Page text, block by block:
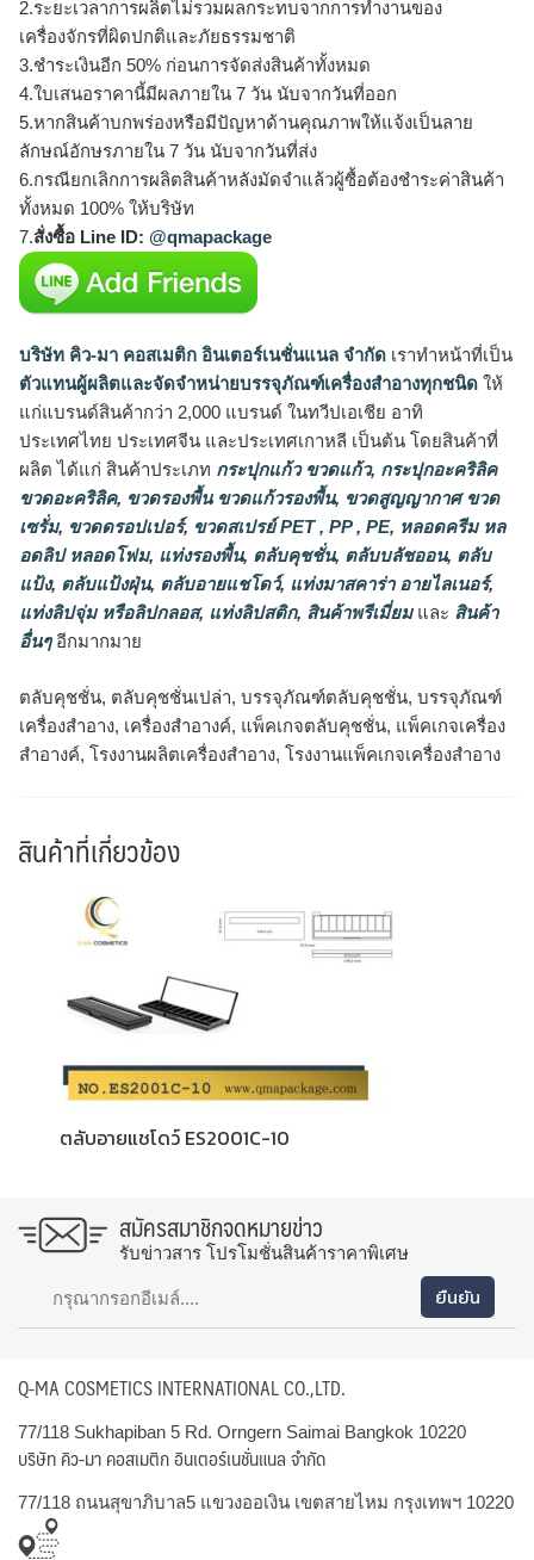
2.ระยะเวลาการผลิตไม่รวมผลกระทบจากการทำงานของ
เครื่องจักรที่ผิดปกติและภัยธรรมชาติ
3.ชำระเงินอีก 50% ก่อนการจัดส่งสินค้าทั้งหมด
4.ใบเสนอราคานี้มีผลภายใน 7 วัน นับจากวันที่ออก
5.หากสินค้าบกพร่องหรือมีปัญหาด้านคุณภาพให้แจ้งเป็นลาย
ลักษณ์อักษรภายใน 7 วัน นับจากวันที่ส่ง
6.กรณียกเลิกการผลิตสินค้าหลังมัดจำแล้วผู้ซื้อต้องชำระค่าสินค้า
ทั้งหมด 100% ให้บริษัท
7.สั่งซื้อ Line ID: @qmapackage
บริษัท คิว-มา คอสเมติก อินเตอร์เนชั่นแนล จำกัด เราทำหน้าที่เป็น
ตัวแทนผู้ผลิตและจัดจำหน่ายบรรจุภัณฑ์เครื่องสำอางทุกชนิด ให้
แก่แบรนด์สินค้ากว่า 2,000 แบรนด์ ในทวีปเอเชีย อาทิ
ประเทศไทย ประเทศจีน และประเทศเกาหลี เป็นต้น โดยสินค้าที่
ผลิต ได้แก่ สินค้าประเภท กระปุกแก้ว ขวดแก้ว, กระปุกอะคริลิค
ขวดอะคริลิค, ขวดรองพื้น ขวดแก้วรองพื้น, ขวดสูญญากาศ ขวด
เซรั่ม, ขวดดรอปเปอร์, ขวดสเปรย์ PET , PP , PE, หลอดครีม หล
อดลิป หลอดโฟม, แท่งรองพื้น, ตลับคุชชั่น, ตลับบลัชออน, ตลับ
แป้ง, ตลับแป้งฝุ่น, ตลับอายแชโดว์, แท่งมาสคาร่า อายไลเนอร์,
แท่งลิปจุ่ม หรือลิปกลอส, แท่งลิปสติก, สินค้าพรีเมี่ยมและ สินค้า
อื่นๆอีกมากมาย
ตลับคุชชั่น, ตลับคุชชั่นเปล่า, บรรจุภัณฑ์ตลับคุชชั่น, บรรจุภัณฑ์
เครื่องสำอาง, เครื่องสำอางค์, แพ็คเกจตลับคุชชั่น, แพ็คเกจเครื่อง
สำอางค์, โรงงานผลิตเครื่องสำอาง, โรงงานแพ็คเกจเครื่องสำอาง
สินค้าที่เกี่ยวข้อง
ตลับอายแชโดว์ ES2001C-10
สมัครสมาชิกจดหมายข่าว
รับข่าวสาร โปรโมชั่นสินค้าราคาพิเศษ
Q-MA COSMETICS INTERNATIONAL CO.,LTD.
77/118 Sukhapiban 5 Rd. Orngern Saimai Bangkok 10220
บริษัท คิว-มา คอสเมติก อินเตอร์เนชั่นแนล จำกัด
77/118 ถนนสุขาภิบาล5 แขวงออเงิน เขตสายไหม กรุงเทพฯ 10220